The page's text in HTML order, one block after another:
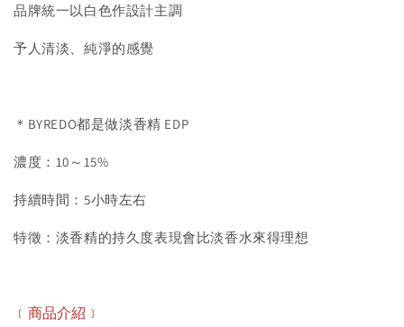
品牌統一以白色作設計主調
予人清淡、純淨的感覺
＊BYREDO都是做淡香精 EDP
濃度：10～15%
持續時間：5小時左右
特徵：淡香精的持久度表現會比淡香水來得理想
﹝商品介紹﹞